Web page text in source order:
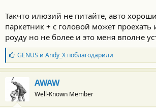
Такчто илюзий не питайте, авто
паркетник + с головой может
роуду но не более и это меня вполне
Б
л
а
о
д
а
GENUS и Andy_Xпоблагодарили
AWAW
Well-Known Member